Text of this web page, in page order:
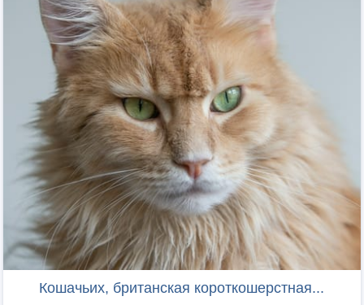
Кошачьих, британская короткошерстная...